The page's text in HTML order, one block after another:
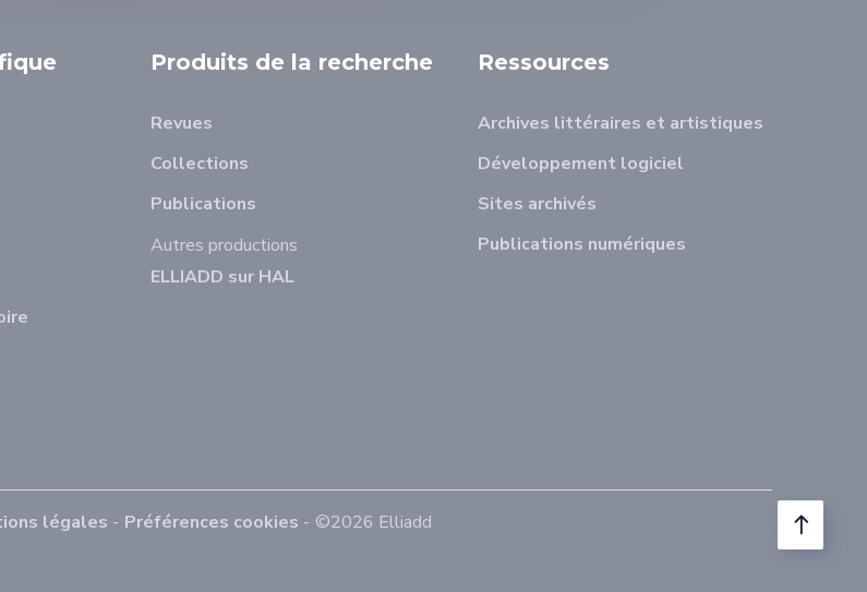
Produits de la recherche
Revues
Collections
Publications
Autres productions
ELLIADD sur HAL
Ressources
Archives littéraires et artistiques
Développement logiciel
Sites archivés
Publications numériques
légales Préférences cookies ©2026 Elliadd